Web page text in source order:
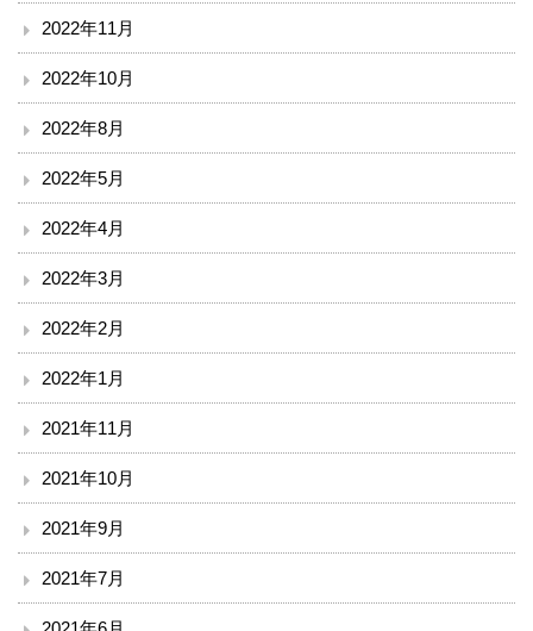
耳鼻咽喉科
麻酔科
ドック・健診
入退院支援センター
地域医療連携室
患者相談窓口
その他
赤十字講習・講演会等のお知らせ
2022年11月
2022年10月
2022年8月
2022年5月
2022年4月
2022年3月
2022年2月
2022年1月
2021年11月
2021年10月
2021年9月
2021年7月